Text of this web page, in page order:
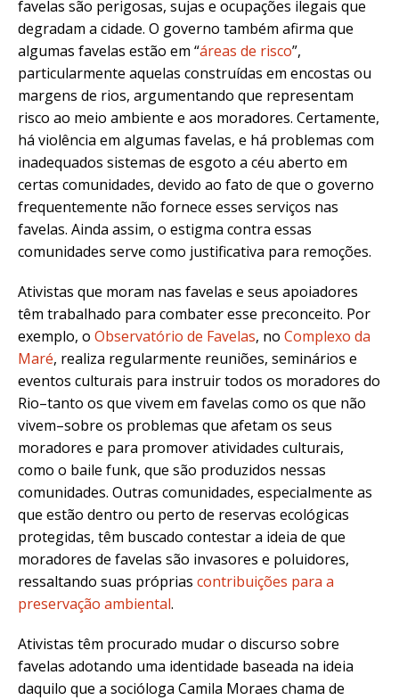
favelas são perigosas, sujas e ocupações ilegais que
degradam a cidade. O governo também afirma que
algumas favelas estão em “áreas de risco”,
particularmente aquelas construídas em encostas ou
margens de rios, argumentando que representam
risco ao meio ambiente e aos moradores. Certamente,
há violência em algumas favelas, e há problemas com
inadequados sistemas de esgoto a céu aberto em
certas comunidades, devido ao fato de que o governo
frequentemente não fornece esses serviços nas
favelas. Ainda assim, o estigma contra essas
comunidades serve como justificativa para remoções.
Ativistas que moram nas favelas e seus apoiadores
têm trabalhado para combater esse preconceito. Por
exemplo, o Observatório de Favelas, no Complexo da
Maré, realiza regularmente reuniões, seminários e
eventos culturais para instruir todos os moradores do
Rio–tanto os que vivem em favelas como os que não
vivem–sobre os problemas que afetam os seus
moradores e para promover atividades culturais,
como o baile funk, que são produzidos nessas
comunidades. Outras comunidades, especialmente as
que estão dentro ou perto de reservas ecológicas
protegidas, têm buscado contestar a ideia de que
moradores de favelas são invasores e poluidores,
ressaltando suas próprias contribuições para a
preservação ambiental.
Ativistas têm procurado mudar o discurso sobre
favelas adotando uma identidade baseada na ideia
daquilo que a socióloga Camila Moraes chama de